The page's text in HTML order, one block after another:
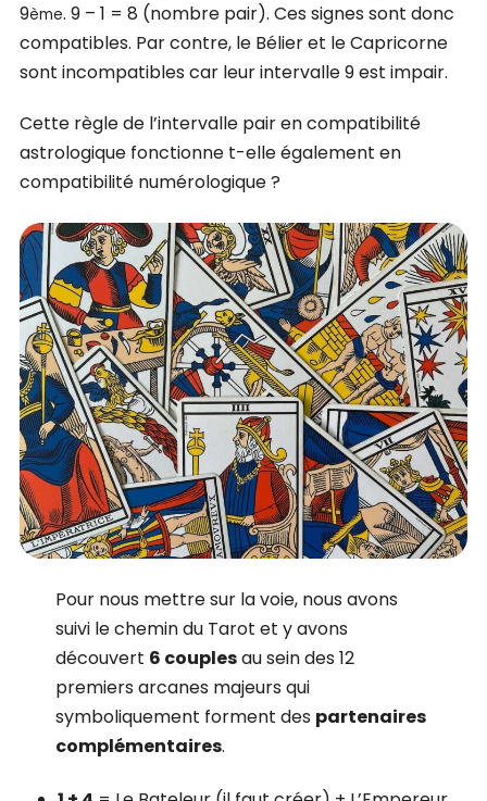
9ème. 9 – 1 = 8 (nombre pair). Ces signes sont donc
compatibles. Par contre, le Bélier et le Capricorne
sont incompatibles car leur intervalle 9 est impair.
Cette règle de l’intervalle pair en compatibilité
astrologique fonctionne t-elle également en
compatibilité numérologique ?
Pour nous mettre sur la voie, nous avons
suivi le chemin du Tarot et y avons
découvert 6 couplesau sein des 12
premiers arcanes majeurs qui
symboliquement forment des partenaires
complémentaires.